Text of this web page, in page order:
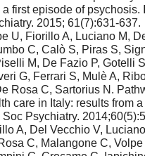
a first episode of psychosis.
2015; 61(7):631-637.
U, Fiorillo A, Luciano M,
C, Calò S, Piras S,
M, De Fazio P, Gotelli
G, Ferrari S, Mulè A,
Rosa C, Sartorius N.
care in Italy: results from
Soc Psychiatry.
A, Del Vecchio V,
C, Malangone C,